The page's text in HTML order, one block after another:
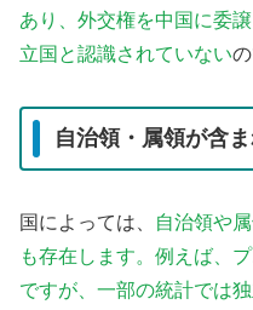
あり、外交権を中国に委
立国と認識されていないの
自治領・属領が含
国によっては、
自治領や
も存在します。例えば、
ですが、一部の統計では